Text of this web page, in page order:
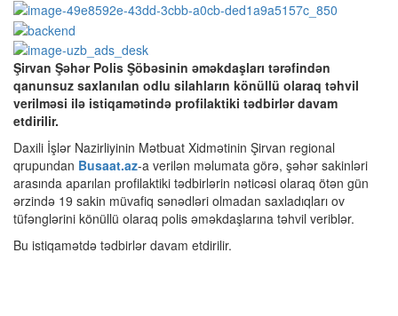
Şirvan Şəhər Polis Şöbəsinin əməkdaşları tərəfindən
qanunsuz saxlanılan odlu silahların könüllü olaraq təhvil
verilməsi ilə istiqamətində profilaktiki tədbirlər davam
etdirilir.
Daxili İşlər Nazirliyinin Mətbuat Xidmətinin Şirvan regional
qrupundan Busaat.az-a verilən məlumata görə, şəhər sakinləri
arasında aparılan profilaktiki tədbirlərin nəticəsi olaraq ötən gün
ərzində 19 sakin müvafiq sənədləri olmadan saxladıqları ov
tüfənglərini könüllü olaraq polis əməkdaşlarına təhvil veriblər.
Bu istiqamətdə tədbirlər davam etdirilir.